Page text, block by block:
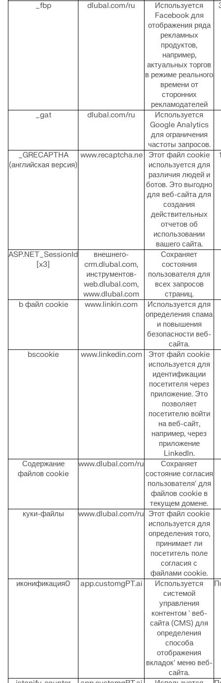
Онлайн-сервис Dlubal предоставляет карты зон для
нагрузок, скоростей ветра и сейсмических данных.
Устаревшие продукты
_fbp dlubal.com/ru
Используется
Facebook для
отображения ряда
рекламных
продуктов,
например,
актуальных торгов
в режиме реального
времени от
сторонних
рекламодателей
_gat dlubal.com/ru
Используется
Google Analytics
для ограничения
частоты запросов.
_GRECAPTHA
(английская версия)
www.recaptcha.ne
Этот файл cookie
используется для
различия людей и
ботов. Это выгодно
для веб-сайта для
создания
действительных
отчетов об
использовании
вашего сайта.
ASP.NET_SessionId
[x3]
внешнего-
crm.dlubal.com,
инструментов-
web.dlubal.com,
www.dlubal.com
Сохраняет
состояния
пользователя для
всех запросов
страниц.
b файл cookie
www.linkin.com
Используется для
определения спама
и повышения
безопасности веб-
сайта.
bscookie
www.linkedin.com
Этот файл cookie
используется для
идентификации
посетителя через
приложение. Это
позволяет
посетителю войти
на веб-сайт,
например, через
приложение
LinkedIn.
Содержание
файлов cookie
www.dlubal.com/ru
Сохраняет
состояние согласия
пользователя' для
файлов cookie в
текущем домене.
куки-файлы
www.dlubal.com/ru Этот файл cookie
используется для
определения того,
принимает ли
посетитель поле
согласия с
файлами cookie.
иконификация0
app.customgPT.ai
Используется
системой
управления
контентом ' веб-
сайта (CMS) для
определения
способа
отображения
вкладок' меню веб-
сайта.